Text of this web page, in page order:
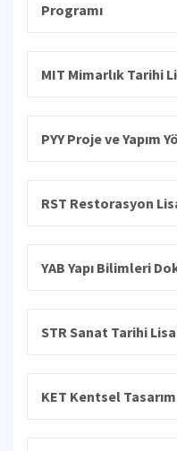
Programı
MIT Mimarlık Tarihi
PYY Proje ve Yapım
RST Restorasyon
YAB Yapı Bilimleri
STR Sanat Tarihi
KET Kentsel